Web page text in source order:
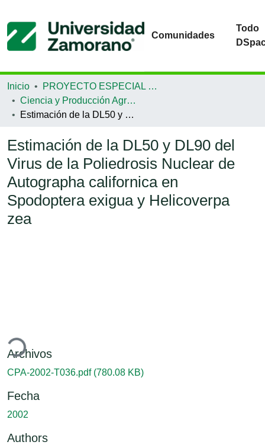
Comunidades
Todo
Inicio
PROYECTO ESPECIAL DE GRADUACIÓN
Ciencia y Producción Agropecuaria
Estimación de la DL50 y DL90 del Virus de la Poliedrosis Nuclear de Autographa californica en Spodoptera exigua y Helicoverpa zea
Estimación de la DL50 y DL90 del
Virus de la Poliedrosis Nuclear de
Autographa californica en
Spodoptera exigua y Helicoverpa
zea
Archivos
CPA-2002-T036.pdf (780.08 KB)
Fecha
2002
Authors